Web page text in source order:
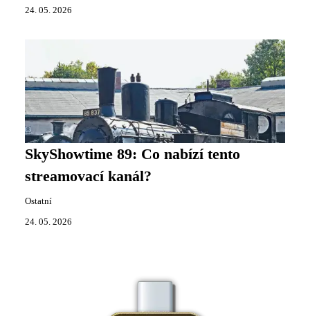
24. 05. 2026
SkyShowtime 89: Co nabízí tento
streamovací kanál?
Ostatní
24. 05. 2026